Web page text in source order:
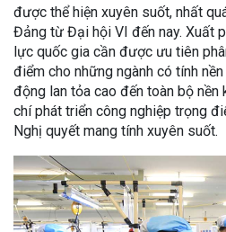
được thể hiện xuyên suốt, nhất
Đảng từ Đại hội VI đến nay. Xuất
lực quốc gia cần được ưu tiên
điểm cho những ngành có tính
động lan tỏa cao đến toàn bộ nền
chí phát triển công nghiệp trọng
Nghị quyết mang tính xuyên suốt.